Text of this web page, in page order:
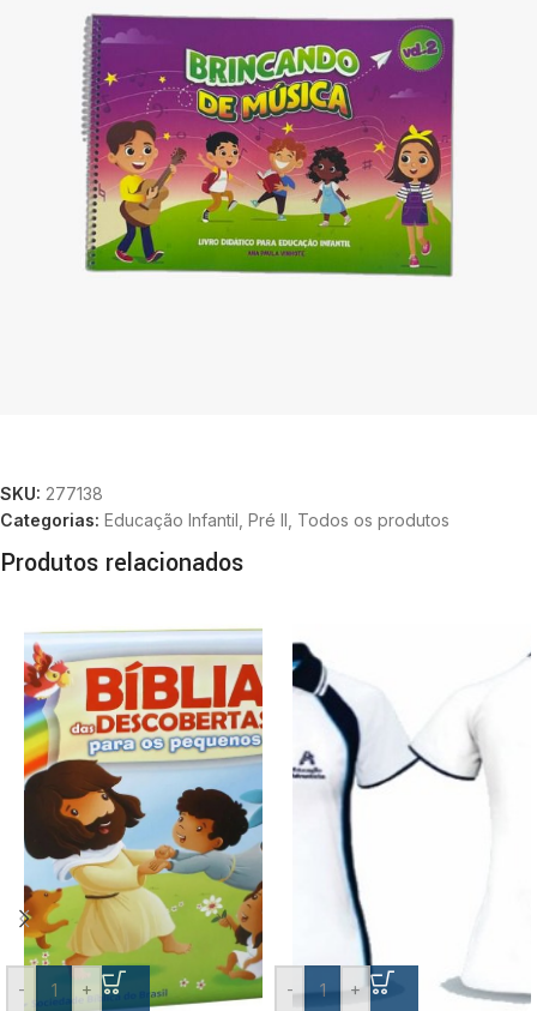
SKU: 277138
Categorias: Educação Infantil Pré II Todos os produtos
Produtos relacionados
- + - +